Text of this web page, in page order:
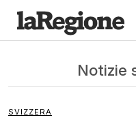
Notizie
SVIZZERA